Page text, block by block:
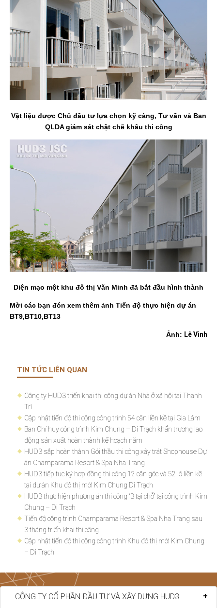
Vật liệu được Chủ đầu tư lựa chọn kỹ càng, Tư vấn và Ban
QLDA giám sát chặt chẽ khâu thi công
Diện mạo một khu đô thị Văn Minh đã bắt đầu hình thành
Mời các bạn đón xem thêm ảnh Tiến độ thực hiện dự án
BT9,BT10,BT13
Ảnh: Lê Vinh
TIN TỨC LIÊN QUAN
Công ty HUD3 triển khai thi công dự án Nhà ở xã hội tại Thanh
Trì
Cập nhật tiến độ thi công công trình 54 căn liền kề tại Gia Lâm
Ban Chỉ huy công trình Kim Chung – Di Trạch khẩn trương lao
động sản xuất hoàn thành kế hoạch năm
HUD3 sắp hoàn thành Gói thầu thi công xây trát Shophouse Dự
án Champarama Resort & Spa Nha Trang
HUD3 tiếp tục ký hợp đồng thi công 12 căn góc và 52 lô liền kề
tại dự án Khu đô thị mới Kim Chung Di Trạch
HUD3 thực hiện phương án thi công “3 tại chỗ” tại công trình Kim
Chung – Di Trạch
Tiến độ công trình Champarama Resort & Spa Nha Trang sau
3 tháng triển khai thi công
Cập nhật tiến độ thi công công trình Khu đô thị mới Kim Chung
– Di Trạch
CÔNG TY CỔ PHẦN ĐẦU TƯ VÀ XÂY DỰNG HUD3